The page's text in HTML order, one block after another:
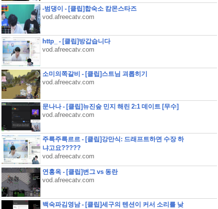
-범댕이 - [클립]합숙소 캄몬스타즈
vod.afreecatv.com
http_ - [클립]방갑습니다
vod.afreecatv.com
소미의쪽갈비 - [클립]스트님 괴롭히기
vod.afreecatv.com
문나나 - [클립]뉴진숲 민지 해린 2:1 데이트 [무수]
vod.afreecatv.com
주륵주륵르르 - [클립]강만식: 드래프트하면 수장 하
냐고요?????
vod.afreecatv.com
연홍옥 - [클립]변그 vs 동란
vod.afreecatv.com
백숙파김영남 - [클립]세구의 텐션이 커서 소리를 낮